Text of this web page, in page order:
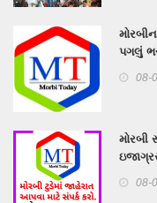
પગલું
08-
મોરબી
08-